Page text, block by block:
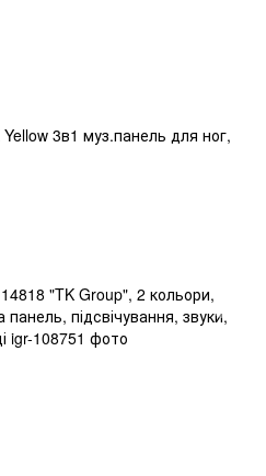
3в1 муз.панель для ног,